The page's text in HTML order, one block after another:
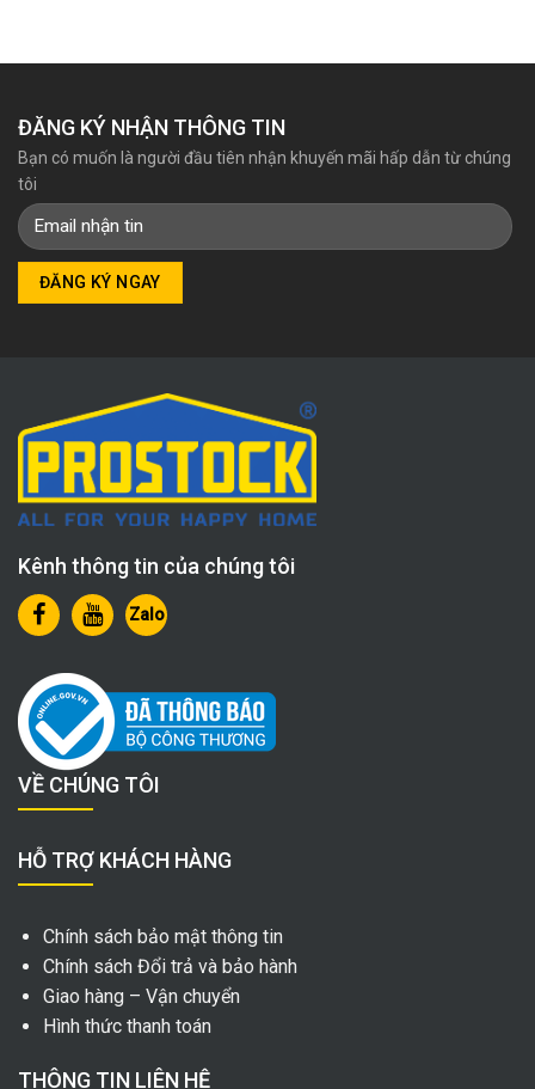
ĐĂNG KÝ NHẬN THÔNG TIN
Bạn có muốn là người đầu tiên nhận khuyến mãi hấp dẫn từ chúng
tôi
Kênh thông tin của chúng tôi
Zalo
VỀ CHÚNG TÔI
HỖ TRỢ KHÁCH HÀNG
Chính sách bảo mật thông tin
Chính sách Đổi trả và bảo hành
Giao hàng – Vận chuyển
Hình thức thanh toán
THÔNG TIN LIÊN HỆ